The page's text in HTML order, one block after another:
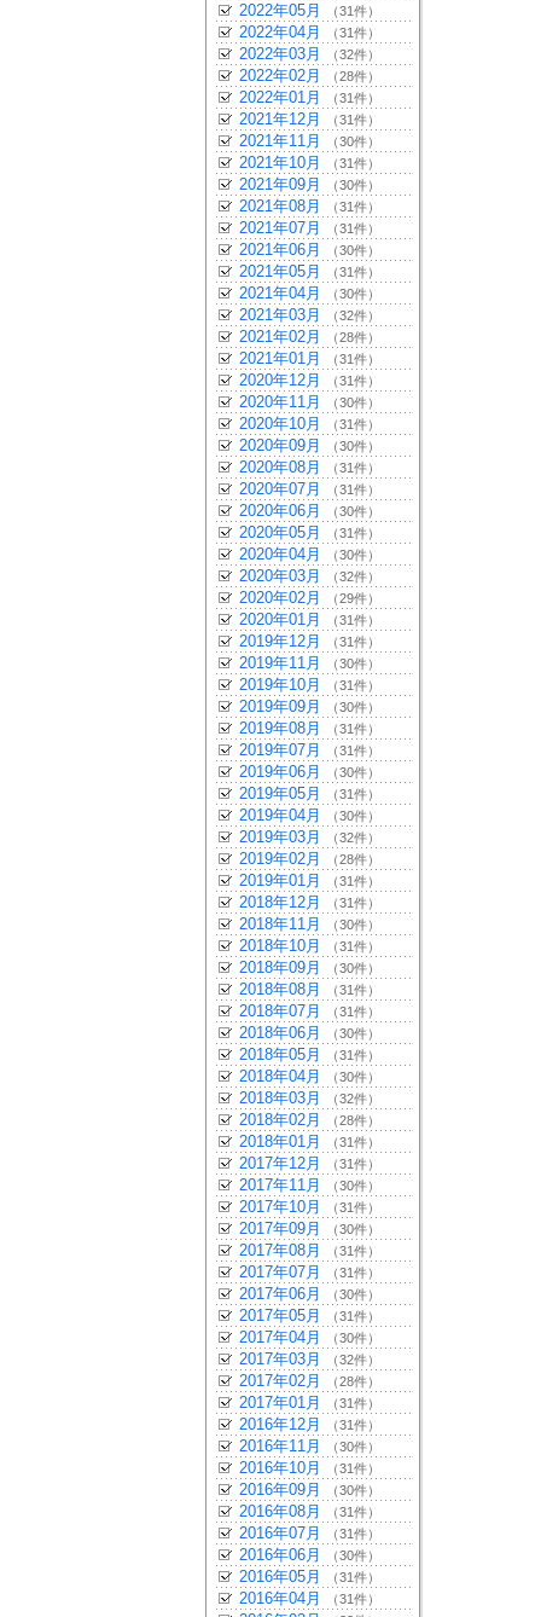
2022年05月 （31件）
2022年04月 （31件）
2022年03月 （32件）
2022年02月 （28件）
2022年01月 （31件）
2021年12月 （31件）
2021年11月 （30件）
2021年10月 （31件）
2021年09月 （30件）
2021年08月 （31件）
2021年07月 （31件）
2021年06月 （30件）
2021年05月 （31件）
2021年04月 （30件）
2021年03月 （32件）
2021年02月 （28件）
2021年01月 （31件）
2020年12月 （31件）
2020年11月 （30件）
2020年10月 （31件）
2020年09月 （30件）
2020年08月 （31件）
2020年07月 （31件）
2020年06月 （30件）
2020年05月 （31件）
2020年04月 （30件）
2020年03月 （32件）
2020年02月 （29件）
2020年01月 （31件）
2019年12月 （31件）
2019年11月 （30件）
2019年10月 （31件）
2019年09月 （30件）
2019年08月 （31件）
2019年07月 （31件）
2019年06月 （30件）
2019年05月 （31件）
2019年04月 （30件）
2019年03月 （32件）
2019年02月 （28件）
2019年01月 （31件）
2018年12月 （31件）
2018年11月 （30件）
2018年10月 （31件）
2018年09月 （30件）
2018年08月 （31件）
2018年07月 （31件）
2018年06月 （30件）
2018年05月 （31件）
2018年04月 （30件）
2018年03月 （32件）
2018年02月 （28件）
2018年01月 （31件）
2017年12月 （31件）
2017年11月 （30件）
2017年10月 （31件）
2017年09月 （30件）
2017年08月 （31件）
2017年07月 （31件）
2017年06月 （30件）
2017年05月 （31件）
2017年04月 （30件）
2017年03月 （32件）
2017年02月 （28件）
2017年01月 （31件）
2016年12月 （31件）
2016年11月 （30件）
2016年10月 （31件）
2016年09月 （30件）
2016年08月 （31件）
2016年07月 （31件）
2016年06月 （30件）
2016年05月 （31件）
2016年04月 （31件）